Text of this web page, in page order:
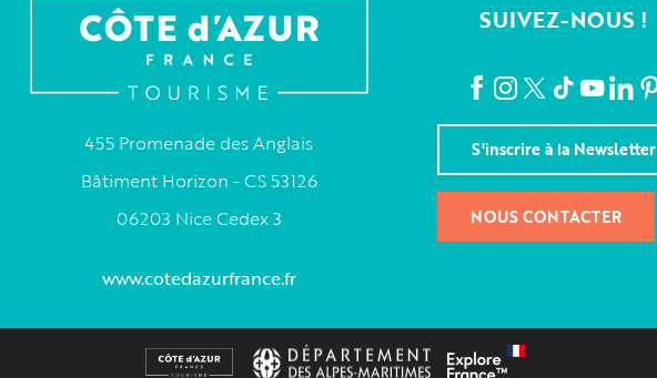
455 Promenade des Anglais
Bâtiment Horizon - CS 53126
06203 Nice Cedex 3
www.cotedazurfrance.fr
SUIVEZ-NOUS !
S'inscrire à la Newsletter
NOUS CONTACTER